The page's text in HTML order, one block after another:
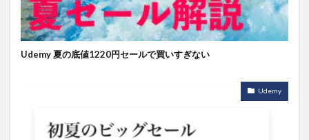
Udemy 夏の底値1220円セールで買いすぎない
Udemy